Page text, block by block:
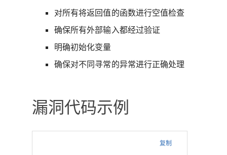
对所有将返回值的函数进行空值检查
确保所有外部输入都经过验证
明确初始化变量
确保对不同寻常的异常进行正确处理
漏洞代码示例
复制